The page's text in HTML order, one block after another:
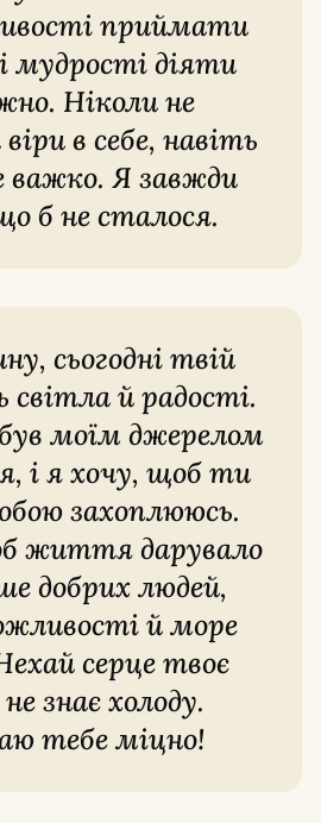
приймати
мудрості діяти
Ніколи не
в себе, навіть
важко. Я завжди
б не сталося.
світла й радості.
моїм джерелом
і я хочу, щоб ти
захоплююсь.
життя дарувало
добрих людей,
й море
серце твоє
знає холоду.
тебе міцно!